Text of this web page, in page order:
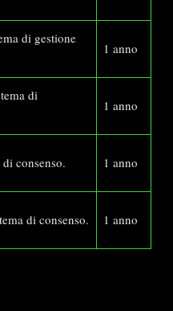
di gestione
1 anno
di
1 anno
consenso. 1 anno
di consenso. 1 anno